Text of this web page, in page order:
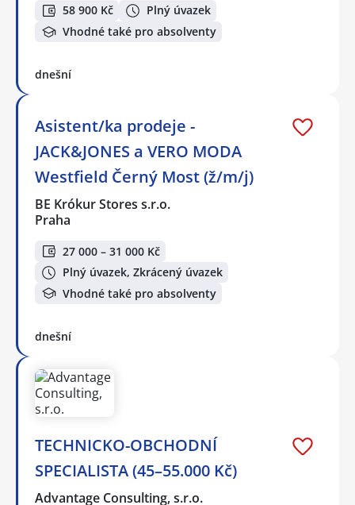
58 900 Kč
Plný úvazek
Vhodné také pro absolventy
dnešní
Asistent/ka prodeje -
JACK&JONES a VERO MODA
Westfield Černý Most (ž/m/j)
BE Krókur Stores s.r.o.
Praha
27 000 – 31 000 Kč
Plný úvazek, Zkrácený úvazek
Vhodné také pro absolventy
dnešní
TECHNICKO-OBCHODNÍ
SPECIALISTA (45–55.000 Kč)
Advantage Consulting, s.r.o.